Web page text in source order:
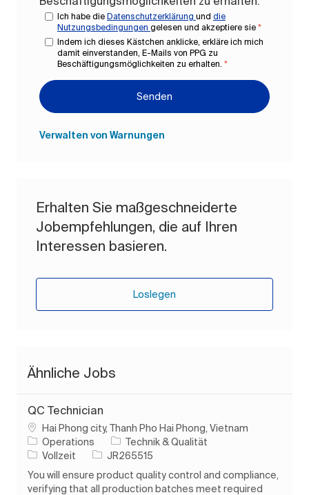
Ich habe die Datenschutzerklärung und die
Nutzungsbedingungen gelesen und akzeptiere sie *
Indem ich dieses Kästchen anklicke, erkläre ich mich
damit einverstanden, E-Mails von PPG zu
Beschäftigungsmöglichkeiten zu erhalten. *
Senden
Verwalten von Warnungen
Erhalten Sie maßgeschneiderte
Jobempfehlungen, die auf Ihren
Interessen basieren.
Loslegen
Ähnliche Jobs
QC Technician
Ort
Hai Phong city, Thanh Pho Hai Phong, Vietnam
Operations
Kategorie
Technik & Qualität
Auftragstyp
Vollzeit Auftrags-ID
JR265515
You will ensure product quality control and compliance,
verifying that all production batches meet required